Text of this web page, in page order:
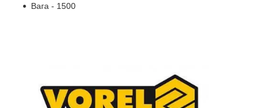
Вага - 1500